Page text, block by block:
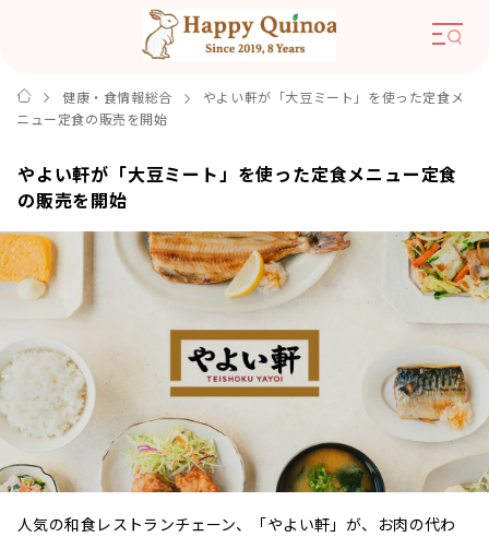
健康・食情報総合
やよい軒が「大豆ミート」を使った定食メ
ニュー定食の販売を開始
やよい軒が「大豆ミート」を使った定食メニュー定食
の販売を開始
人気の和食レストランチェーン、「やよい軒」が、お肉の代わ